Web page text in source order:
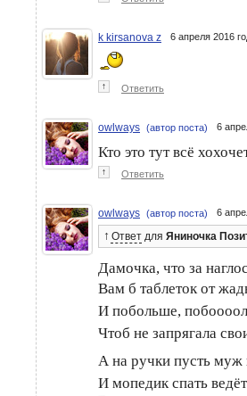
k kirsanova z 6 апреля 2016
↑ Ответить
owlways (автор поста) 6
Кто это тут всё
↑ Ответить
owlways (автор поста) 6
↑ Ответ для Яниночка
Дамочка, что за
Вам б таблеток от
И побольше,
Чтоб не запрягала
А на ручки пусть муж
И мопедик спать ведёт